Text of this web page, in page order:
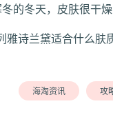
的冬天，皮肤很干
雅诗兰黛适合什么肤
海淘资讯 攻